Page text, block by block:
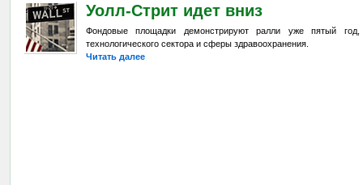
Уолл-Стрит идет вниз
Фондовые площадки демонстрируют ралли уже пятый
технологического сектора и сферы здравоохранения.
Читать далее